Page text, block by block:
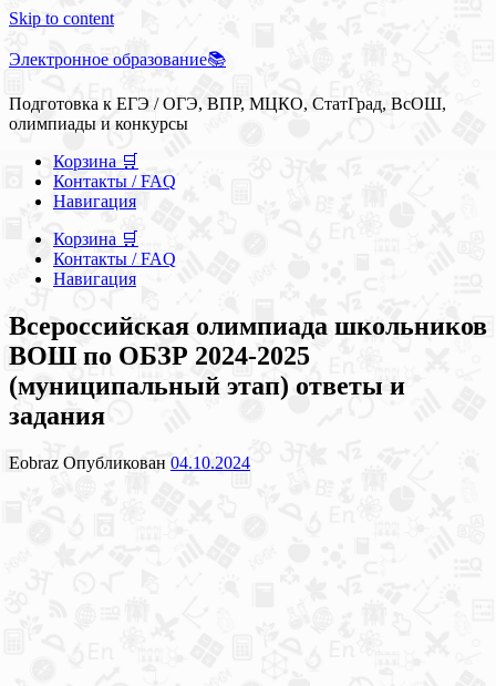
Skip to content
Электронное образование📚
Подготовка к ЕГЭ / ОГЭ, ВПР, МЦКО, СтатГрад, ВсОШ,
олимпиады и конкурсы
Корзина 🛒
Контакты / FAQ
Навигация
Корзина 🛒
Контакты / FAQ
Навигация
Всероссийская олимпиада школьников
ВОШ по ОБЗР 2024-2025
(муниципальный этап) ответы и
задания
Eobraz Опубликован 04.10.2024